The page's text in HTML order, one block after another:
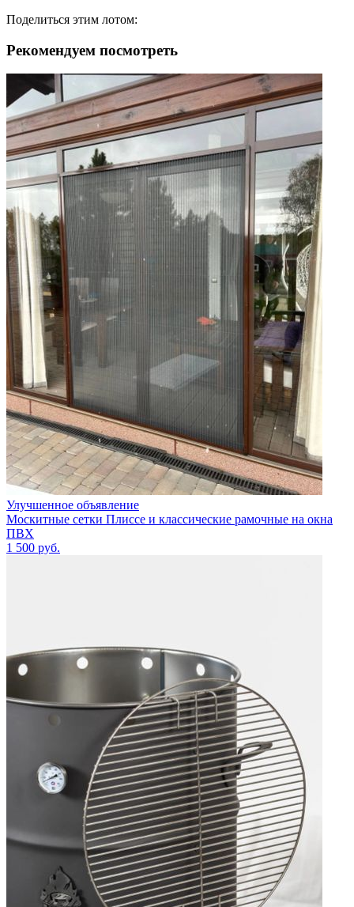
Поделиться этим лотом:
Рекомендуем посмотреть
Улучшенное объявление
Москитные сетки Плиссе и классические рамочные на окна
ПВХ
1 500 руб.